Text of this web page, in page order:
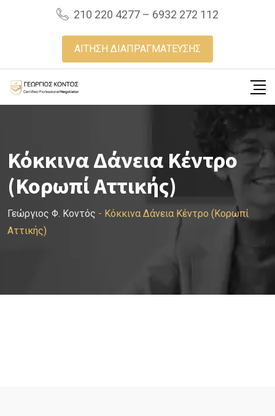
210 220 4277 – 6932 272 112
ΑΙΤΗΣΗ ΔΙΑΠΡΑΓΜΑΤΕΥΣΗΣ
Κόκκινα Δάνεια Κέντρο
(Κορωπί Αττικής)
Γεώργιος Φ. Κοντός - Κόκκινα Δάνεια Κέντρο (Κορωπί
Αττικής)